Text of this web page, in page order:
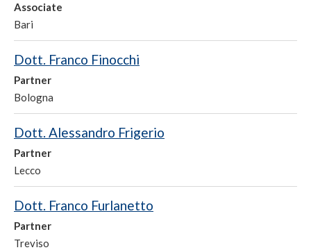
Associate
Bari
Dott. Franco Finocchi
Partner
Bologna
Dott. Alessandro Frigerio
Partner
Lecco
Dott. Franco Furlanetto
Partner
Treviso